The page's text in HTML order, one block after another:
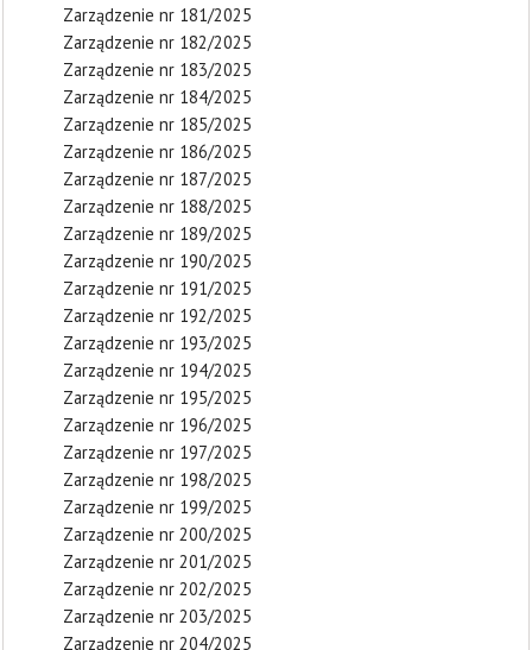
Zarządzenie nr 181/2025
Zarządzenie nr 182/2025
Zarządzenie nr 183/2025
Zarządzenie nr 184/2025
Zarządzenie nr 185/2025
Zarządzenie nr 186/2025
Zarządzenie nr 187/2025
Zarządzenie nr 188/2025
Zarządzenie nr 189/2025
Zarządzenie nr 190/2025
Zarządzenie nr 191/2025
Zarządzenie nr 192/2025
Zarządzenie nr 193/2025
Zarządzenie nr 194/2025
Zarządzenie nr 195/2025
Zarządzenie nr 196/2025
Zarządzenie nr 197/2025
Zarządzenie nr 198/2025
Zarządzenie nr 199/2025
Zarządzenie nr 200/2025
Zarządzenie nr 201/2025
Zarządzenie nr 202/2025
Zarządzenie nr 203/2025
Zarządzenie nr 204/2025